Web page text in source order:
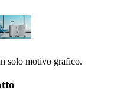
solo motivo grafico.